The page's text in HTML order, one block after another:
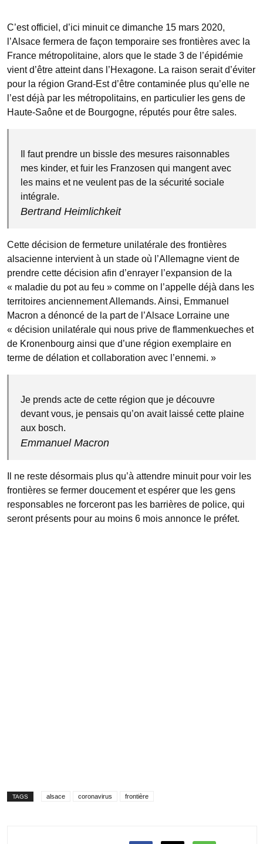
C’est officiel, d’ici minuit ce dimanche 15 mars 2020,
l’Alsace fermera de façon temporaire ses frontières avec la
France métropolitaine, alors que le stade 3 de l’épidémie
vient d’être atteint dans l’Hexagone. La raison serait d’éviter
pour la région Grand-Est d’être contaminée plus qu’elle ne
l’est déjà par les métropolitains, en particulier les gens de
Haute-Saône et de Bourgogne, réputés pour être sales.
Il faut prendre un bissle des mesures raisonnables
mes kinder, et fuir les Franzosen qui mangent avec
les mains et ne veulent pas de la sécurité sociale
intégrale.
Bertrand Heimlichkeit
Cette décision de fermeture unilatérale des frontières
alsacienne intervient à un stade où l’Allemagne vient de
prendre cette décision afin d’enrayer l’expansion de la
« maladie du pot au feu » comme on l’appelle déjà dans les
territoires anciennement Allemands. Ainsi, Emmanuel
Macron a dénoncé de la part de l’Alsace Lorraine une
« décision unilatérale qui nous prive de flammenkueches et
de Kronenbourg ainsi que d’une région exemplaire en
terme de délation et collaboration avec l’ennemi. »
Je prends acte de cette région que je découvre
devant vous, je pensais qu’on avait laissé cette plaine
aux bosch.
Emmanuel Macron
Il ne reste désormais plus qu’à attendre minuit pour voir les
frontières se fermer doucement et espérer que les gens
responsables ne forceront pas les barrières de police, qui
seront présents pour au moins 6 mois annonce le préfet.
TAGS alsace coronavirus frontière